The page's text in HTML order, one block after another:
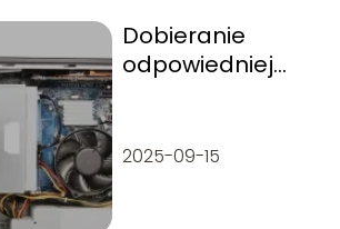
Dobieranie
odpowiedniej
2025-09-15